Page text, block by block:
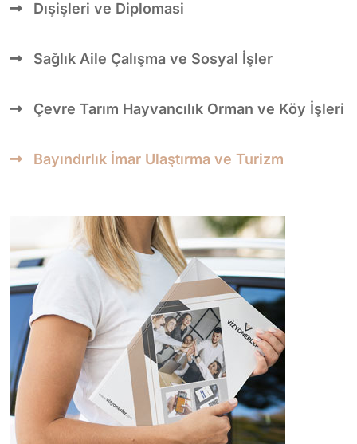
Dışişleri ve Diplomasi
Sağlık Aile Çalışma ve Sosyal İşler
Çevre Tarım Hayvancılık Orman ve Köy İşleri
Bayındırlık İmar Ulaştırma ve Turizm